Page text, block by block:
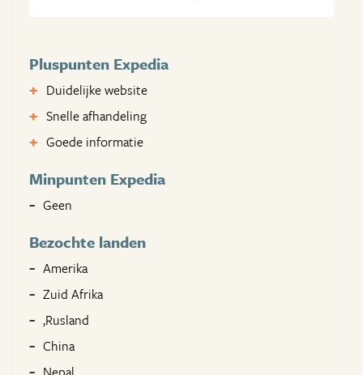
Pluspunten Expedia
Duidelijke website
Snelle afhandeling
Goede informatie
Minpunten Expedia
Geen
Bezochte landen
Amerika
Zuid Afrika
,Rusland
China